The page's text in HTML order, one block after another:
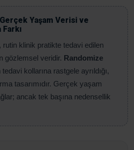
Yaşam Verisi ve
Farkı
, rutin klinik pratikte tedavi edilen
gözlemsel veridir. Randomize
kollarına rastgele ayrıldığı,
tasarımıdır. Gerçek yaşam
ancak tek başına nedensellik